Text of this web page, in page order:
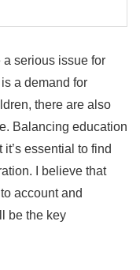
serious issue for
a demand for
there are also
Balancing education
essential to find
I believe that
account and
be the key